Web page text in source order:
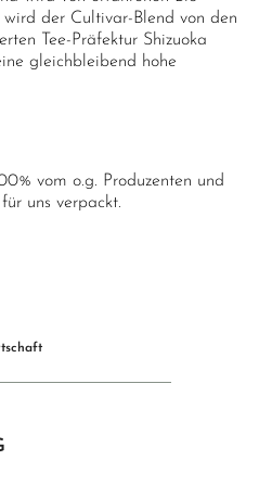
wird der Cultivar-Blend von den
Tee-Präfektur Shizuoka
gleichbleibend hohe
vom o.g. Produzenten und
uns verpackt.